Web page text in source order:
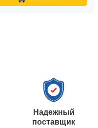
Надежный
поставщик